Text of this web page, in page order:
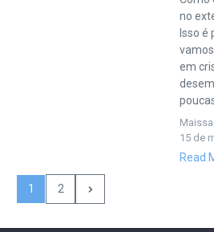
no
Isso é
em
15 de
Read
1 2